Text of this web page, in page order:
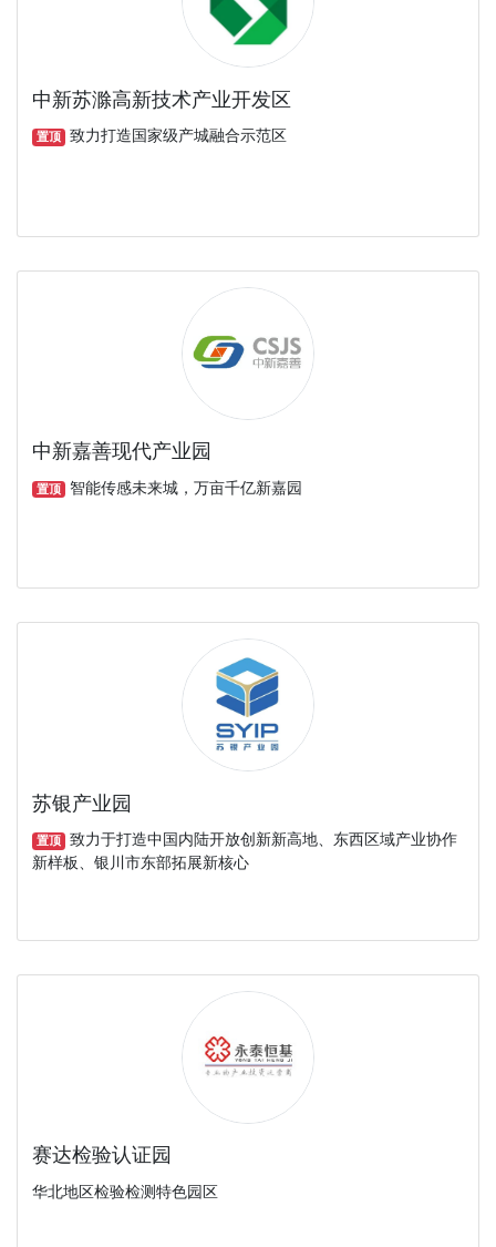
中新苏滁高新技术产业开发区
置顶 致力打造国家级产城融合示范区
中新嘉善现代产业园
置顶 智能传感未来城，万亩千亿新嘉园
苏银产业园
置顶 致力于打造中国内陆开放创新新高地、东西区域产业协作
新样板、银川市东部拓展新核心
赛达检验认证园
华北地区检验检测特色园区